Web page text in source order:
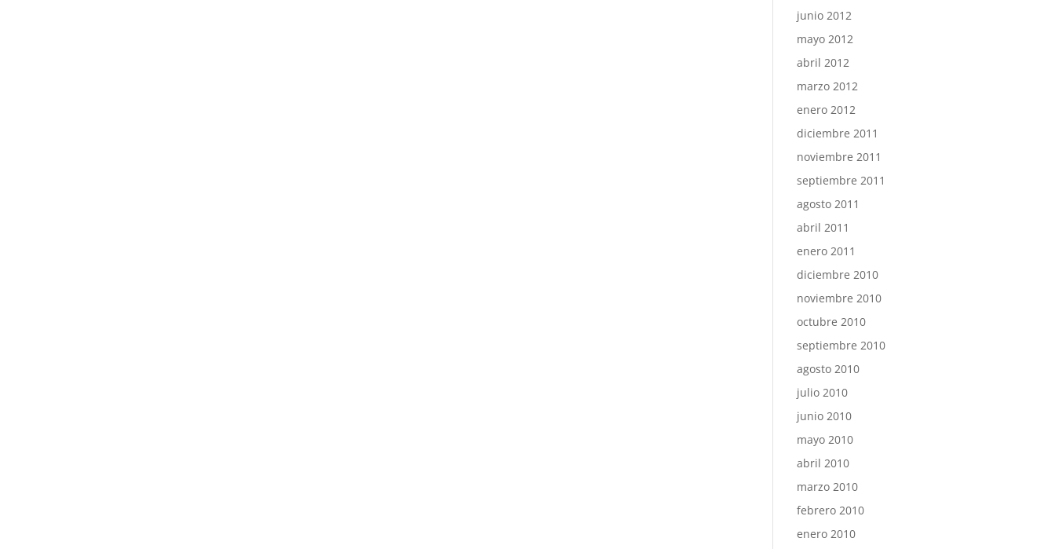
junio 2012
mayo 2012
abril 2012
marzo 2012
enero 2012
diciembre 2011
noviembre 2011
septiembre 2011
agosto 2011
abril 2011
enero 2011
diciembre 2010
noviembre 2010
octubre 2010
septiembre 2010
agosto 2010
julio 2010
junio 2010
mayo 2010
abril 2010
marzo 2010
febrero 2010
enero 2010